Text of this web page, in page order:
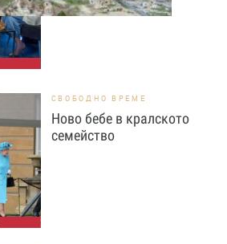
СВОБОДНО ВРЕМЕ
Ново бебе в кралското
семейство